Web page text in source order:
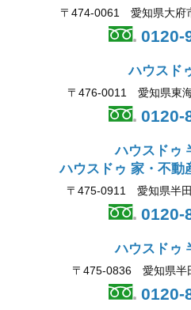
〒474-0061 愛知県大府
0120-
ハウスド
〒476-0011 愛知県東
0120-
ハウスドゥ
ハウスドゥ 家・不動
〒475-0911 愛知県半
0120-
ハウスドゥ
〒475-0836 愛知県半
0120-